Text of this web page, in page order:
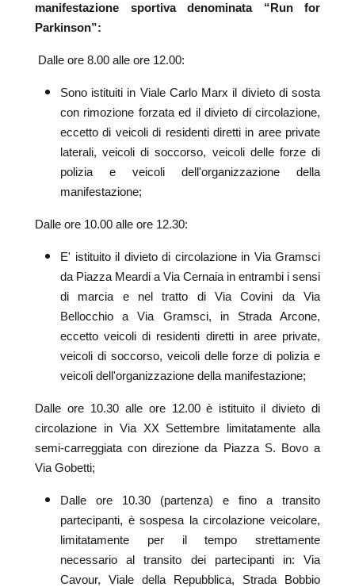
manifestazione sportiva denominata “Run for
Parkinson”:
Dalle ore 8.00 alle ore 12.00:
Sono istituiti in Viale Carlo Marx il divieto di sosta
con rimozione forzata ed il divieto di circolazione,
eccetto di veicoli di residenti diretti in aree private
laterali, veicoli di soccorso, veicoli delle forze di
polizia e veicoli dell'organizzazione della
manifestazione;
Dalle ore 10.00 alle ore 12.30:
E' istituito il divieto di circolazione in Via Gramsci
da Piazza Meardi a Via Cernaia in entrambi i sensi
di marcia e nel tratto di Via Covini da Via
Bellocchio a Via Gramsci, in Strada Arcone,
eccetto veicoli di residenti diretti in aree private,
veicoli di soccorso, veicoli delle forze di polizia e
veicoli dell'organizzazione della manifestazione;
Dalle ore 10.30 alle ore 12.00 è istituito il divieto di
circolazione in Via XX Settembre limitatamente alla
semi-carreggiata con direzione da Piazza S. Bovo a
Via Gobetti;
Dalle ore 10.30 (partenza) e fino a transito
partecipanti, è sospesa la circolazione veicolare,
limitatamente per il tempo strettamente
necessario al transito dei partecipanti in: Via
Cavour, Viale della Repubblica, Strada Bobbio